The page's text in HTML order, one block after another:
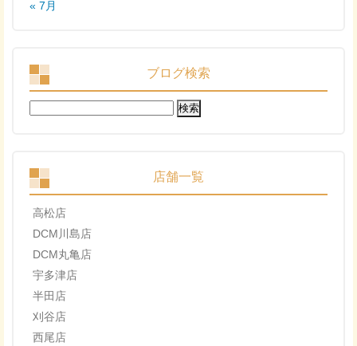
« 7月
ブログ検索
検
索:
店舗一覧
高松店
DCM川島店
DCM丸亀店
宇多津店
半田店
刈谷店
西尾店